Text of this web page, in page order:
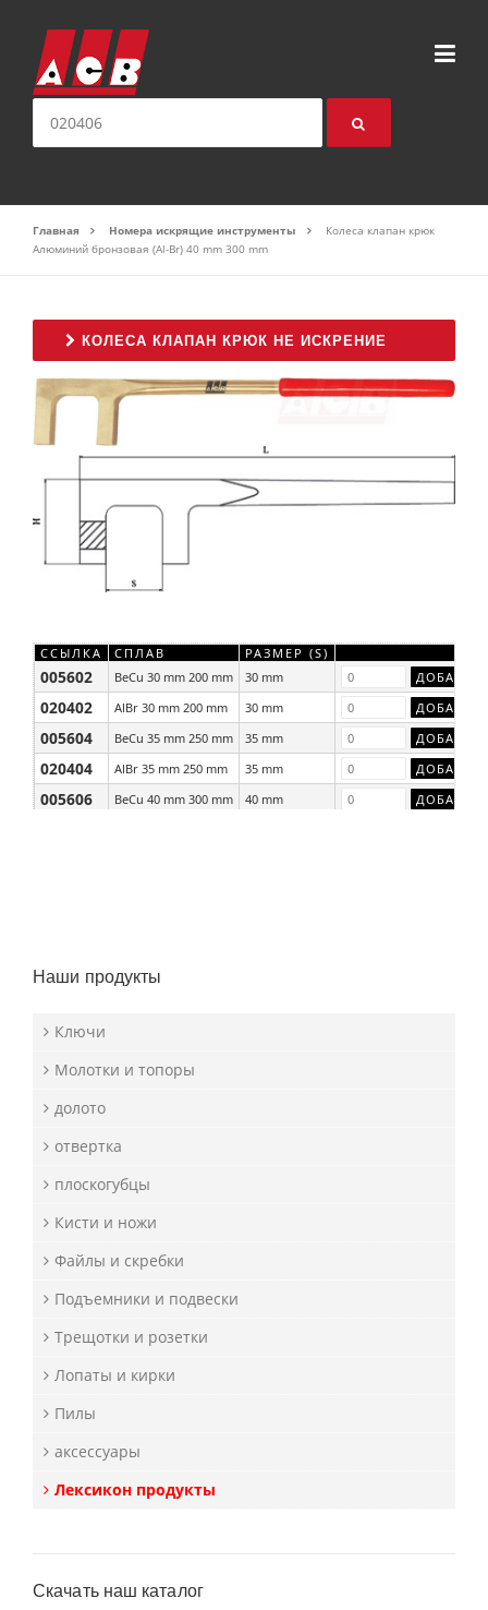
Главная Номера искрящие инструменты
Колеса клапан крюк
Алюминий бронзовая (Al-Br) 40 mm 300 mm
КОЛЕСА КЛАПАН КРЮК НЕ ИСКРЕНИЕ
ССЫЛКА СПЛАВ РАЗМЕР (S)
005602 BeCu 30 mm 200 mm 30 mm
020402 AlBr 30 mm 200 mm 30 mm
005604 BeCu 35 mm 250 mm 35 mm
020404 AlBr 35 mm 250 mm 35 mm
005606 BeCu 40 mm 300 mm 40 mm
Наши продукты
Ключи
Молотки и топоры
долото
отвертка
плоскогубцы
Кисти и ножи
Файлы и скребки
Подъемники и подвески
Трещотки и розетки
Лопаты и кирки
Пилы
аксессуары
Лексикон продукты
Скачать наш каталог